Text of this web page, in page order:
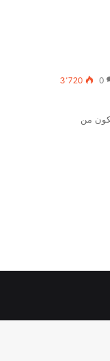
0 3٬720
من